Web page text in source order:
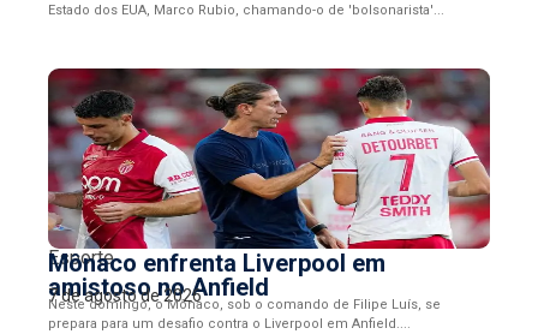
Estado dos EUA, Marco Rubio, chamando-o de 'bolsonarista'...
Esporte
Mônaco enfrenta Liverpool em
amistoso no Anfield
7 de agosto de 2026
Neste domingo, o Mônaco, sob o comando de Filipe Luís, se
prepara para um desafio contra o Liverpool em Anfield....